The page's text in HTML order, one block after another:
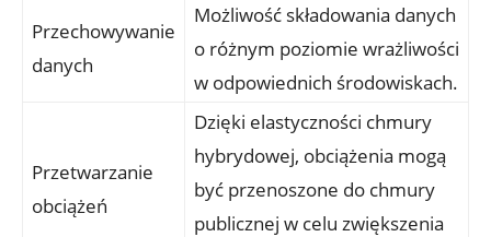
Przechowywanie
danych
Możliwość⁢ składowania danych
o ​różnym poziomie ‌wrażliwości
w ‍odpowiednich środowiskach.
Przetwarzanie
obciążeń
Dzięki elastyczności chmury
hybrydowej, obciążenia mogą
być przenoszone ⁣do chmury
publicznej ⁤w​ celu zwiększenia